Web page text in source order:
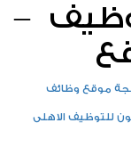
–
موقع وظائف
للتوظيف الاهلى